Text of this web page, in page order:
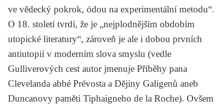
ve vědecký pokrok, ódou na experimentální metodu“.
O 18. století tvrdí, že je „nejplodnějším obdobím
utopické literatury“, zároveň je ale i dobou prvních
antiutopií v moderním slova smyslu (vedle
Gulliverových cest autor jmenuje Příběhy pana
Clevelanda abbé Prévosta a Dějiny Galigenů aneb
Duncanovy paměti Tiphaigneho de la Roche). Ovšem